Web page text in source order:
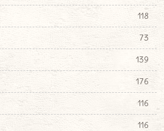
118
73
139
176
116
116